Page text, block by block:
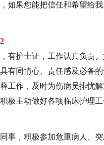
如果您能把信任和希望给
有护士证，工作认真负责
有同情心、责任感及必备
工作，及时为伤病员排忧
极主动做好各项临床护理
事，积极参加危重病人、